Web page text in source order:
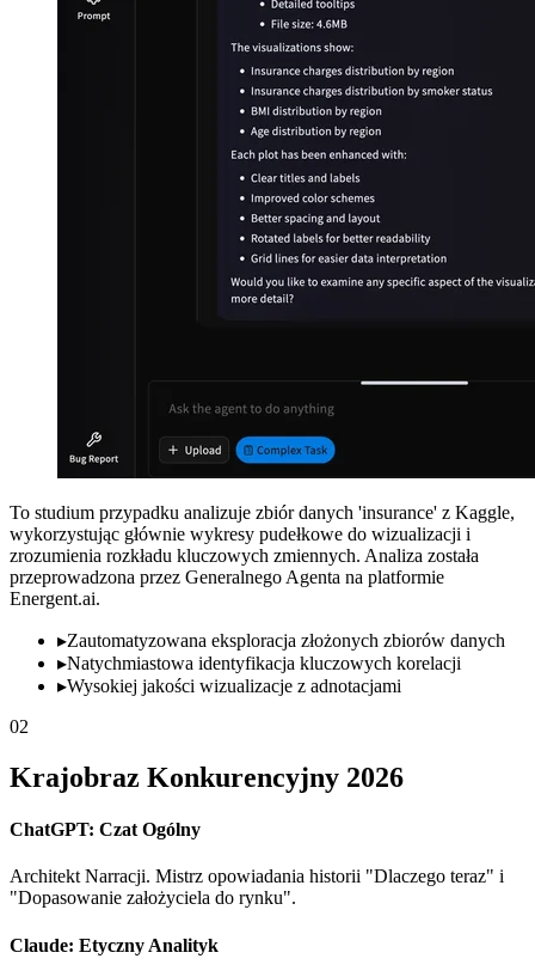
To studium przypadku analizuje zbiór danych 'insurance' z Kaggle,
wykorzystując głównie wykresy pudełkowe do wizualizacji i
zrozumienia rozkładu kluczowych zmiennych. Analiza została
przeprowadzona przez Generalnego Agenta na platformie
Energent.ai.
▸Zautomatyzowana eksploracja złożonych zbiorów danych
▸Natychmiastowa identyfikacja kluczowych korelacji
▸Wysokiej jakości wizualizacje z adnotacjami
02
Krajobraz Konkurencyjny 2026
ChatGPT: Czat Ogólny
Architekt Narracji. Mistrz opowiadania historii "Dlaczego teraz" i
"Dopasowanie założyciela do rynku".
Claude: Etyczny Analityk